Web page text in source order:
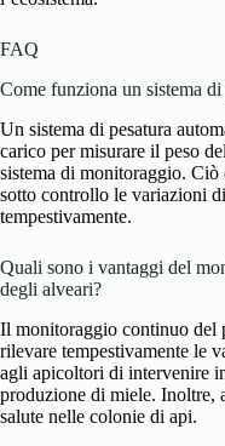
FAQ
Come funziona un sistema
Un sistema di pesatura
carico per misurare il peso
sistema di monitoraggio.
sotto controllo le variazioni
tempestivamente.
Quali sono i vantaggi del
degli alveari?
Il monitoraggio continuo del
rilevare tempestivamente le
agli apicoltori di intervenire
produzione di miele. Inoltre,
salute nelle colonie di api.